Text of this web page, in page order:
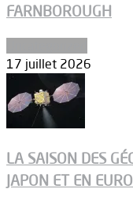
FARNBOROUGH
17 juillet 2026
LA SAISON DES
JAPON ET EN